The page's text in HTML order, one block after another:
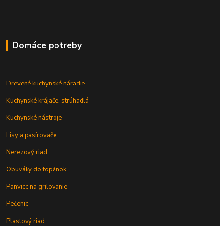
Domáce potreby
Drevené kuchynské náradie
Kuchynské krájače, strúhadlá
Kuchynské nástroje
Lisy a pasírovače
Nerezový riad
Obuváky do topánok
Panvice na grilovanie
Pečenie
Plastový riad